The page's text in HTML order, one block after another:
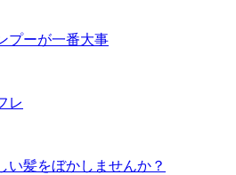
プーが一番大事
レ
い髪をぼかしませんか？